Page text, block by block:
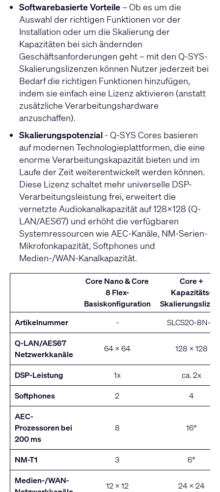
Softwarebasierte Vorteile – Ob es um die
Auswahl der richtigen Funktionen vor der
Installation oder um die Skalierung der
Kapazitäten bei sich ändernden
Geschäftsanforderungen geht – mit den Q-SYS-
Skalierungslizenzen können Nutzer jederzeit bei
Bedarf die richtigen Funktionen hinzufügen,
indem sie einfach eine Lizenz aktivieren (anstatt
zusätzliche Verarbeitungshardware
anzuschaffen).
Skalierungspotenzial- Q-SYS Cores basieren
auf modernen Technologieplattformen, die eine
enorme Verarbeitungskapazität bieten und im
Laufe der Zeit weiterentwickelt werden können.
Diese Lizenz schaltet mehr universelle DSP-
Verarbeitungsleistung frei, erweitert die
vernetzte Audiokanalkapazität auf 128x128 (Q-
LAN/AES67) und erhöht die verfügbaren
Systemressourcen wie AEC-Kanäle, NM-Serien-
Mikrofonkapazität, Softphones und
Medien-/WAN-Kanalkapazität.
Core Nano & Core
8 Flex-
Basiskonfiguration
Core +
Kapazitäts-
Artikelnummer
-
SLCS20-8N-P
Q-LAN/AES67
Netzwerkkanäle
64 x 64 128 x 128
DSP-Leistung 1x
ca. 2x
Softphones
2
4
AEC-
Prozessoren bei
200 ms
8 16*
NM-T1 3
6*
Medien-/WAN-
12 x 12 24 x 24